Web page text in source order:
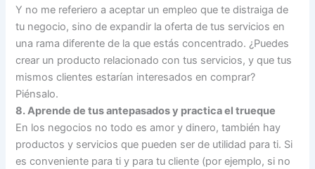
Y no me referiero a aceptar un empleo que te distraiga de
tu negocio, sino de expandir la oferta de tus servicios en
una rama diferente de la que estás concentrado. ¿Puedes
crear un producto relacionado con tus servicios, y que tus
mismos clientes estarían interesados en comprar?
Piénsalo.
8. Aprende de tus antepasados y practica el trueque
En los negocios no todo es amor y dinero, también hay
productos y servicios que pueden ser de utilidad para ti. Si
es conveniente para ti y para tu cliente (por ejemplo, si no